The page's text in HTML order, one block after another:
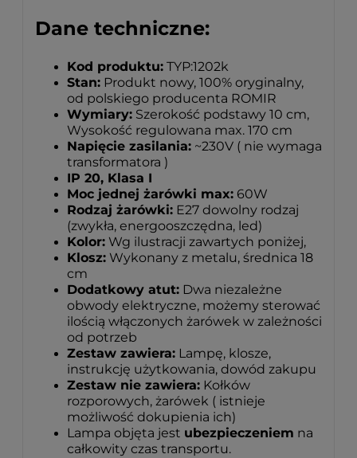
Dane techniczne:
Kod produktu: TYP:1202k
Stan: Produkt nowy, 100% oryginalny,
od polskiego producenta ROMIR
Wymiary: Szerokość podstawy 10 cm,
Wysokość regulowana max. 170 cm
Napięcie zasilania: ~230V ( nie wymaga
transformatora )
IP 20, Klasa I
Moc jednej żarówki max: 60W
Rodzaj żarówki: E27 dowolny rodzaj
(zwykła, energooszczędna, led)
Kolor: Wg ilustracji zawartych poniżej,
Klosz: Wykonany z metalu, średnica 18
cm
Dodatkowy atut: Dwa niezależne
obwody elektryczne, możemy sterować
ilością włączonych żarówek w zależności
od potrzeb
Zestaw zawiera: Lampę, klosze,
instrukcję użytkowania, dowód zakupu
Zestaw nie zawiera: Kołków
rozporowych, żarówek ( istnieje
możliwość dokupienia ich)
Lampa objęta jest ubezpieczeniem na
całkowity czas transportu.